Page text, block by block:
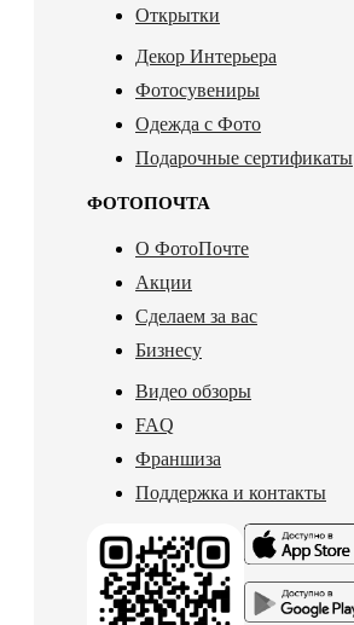
Открытки
Декор Интерьера
Фотосувениры
Одежда с Фото
Подарочные сертификаты
ФОТОПОЧТА
О ФотоПочте
Акции
Сделаем за вас
Бизнесу
Видео обзоры
FAQ
Франшиза
Поддержка и контакты